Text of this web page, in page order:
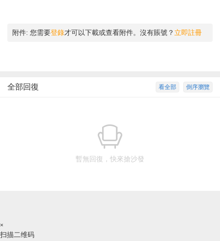
附件: 您需要登錄才可以下載或查看附件。沒有賬號？ 立即註冊
倒序瀏覽
看全部
全部回復
暫無回復，快來搶沙發
×
扫描二维码